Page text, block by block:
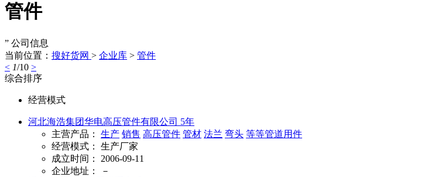
管件
” 公司信息
当前位置： 搜好货网 > 企业库 > 管件
< 1/10 >
综合排序
经营模式
河北海浩集团华电高压管件有限公司 5年
主营产品： 生产 销售 高压管件 管材 法兰 弯头 等等管道用件
经营模式：
生产厂家
成立时间：
2006-09-11
企业地址：
－